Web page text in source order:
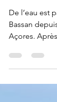
Avarie et
de
De l’eau est
Terceira à la...